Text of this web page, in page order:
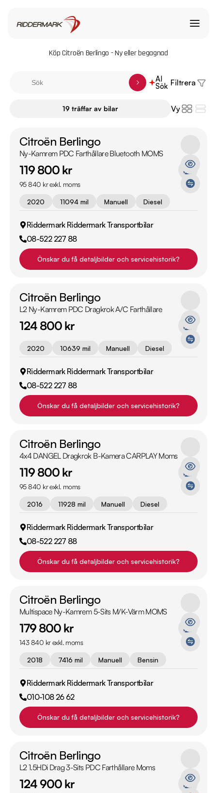
Köp Citroën Berlingo - Ny eller begagnad
AI
Sök Filtrera
19 träffar av bilar Vy
Citroën Berlingo
Ny-Kamrem PDC Farthållare Bluetooth MOMS
119 800 kr
95 840 kr exkl. moms
2020 11094 mil Manuell Diesel
Riddermark Riddermark Transportbilar
08-522 227 88
Önskar du få detaljbilder och servicehistorik?
Citroën Berlingo
L2 Ny-Kamrem PDC Dragkrok A/C Farthållare
124 800 kr
2020 10639 mil Manuell Diesel
Riddermark Riddermark Transportbilar
08-522 227 88
Önskar du få detaljbilder och servicehistorik?
Citroën Berlingo
4x4 DANGEL Dragkrok B-Kamera CARPLAY Moms
119 800 kr
95 840 kr exkl. moms
2016 11928 mil Manuell Diesel
Riddermark Riddermark Transportbilar
08-522 227 88
Önskar du få detaljbilder och servicehistorik?
Citroën Berlingo
Multispace Ny-Kamrem 5-Sits M/K-Värm MOMS
179 800 kr
143 840 kr exkl. moms
2018 7416 mil Manuell Bensin
Riddermark Riddermark Transportbilar
010-108 26 62
Önskar du få detaljbilder och servicehistorik?
Citroën Berlingo
L2 1.5HDi Drag 3-Sits PDC Farthållare Moms
124 900 kr